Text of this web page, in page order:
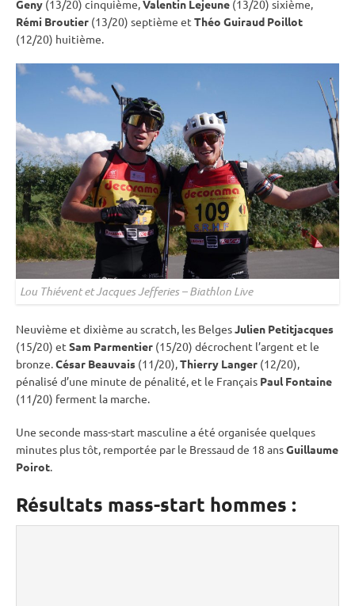
Geny (13/20) cinquième,Valentin Lejeune (13/20) sixième,
Rémi Broutier (13/20) septième et Théo Guiraud Poillot
(12/20) huitième.
Lou Thiévent et Jacques Jefferies – Biathlon Live
Neuvième et dixième au scratch, les BelgesJulien Petitjacques
(15/20) et Sam Parmentier (15/20) décrochent l’argent et le
bronze.César Beauvais (11/20),Thierry Langer (12/20),
pénalisé d’une minute de pénalité, et le Français Paul Fontaine
(11/20) ferment la marche.
Une seconde mass-start masculine a été organisée quelques
minutes plus tôt, remportée par le Bressaud de 18 ansGuillaume
Poirot.
Résultats mass-start hommes :